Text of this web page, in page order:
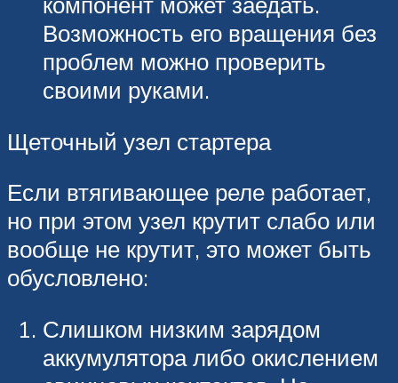
Возможность его вращения без
проблем можно проверить
своими руками.
Щеточный узел стартера
Если втягивающее реле работает,
но при этом узел крутит слабо или
вообще не крутит, это может быть
обусловлено:
Слишком низким зарядом
аккумулятора либо окислением